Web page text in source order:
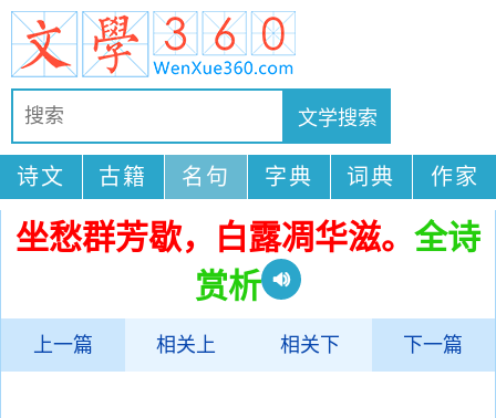
诗文 古籍 名句 字典 词典 作家
坐愁群芳歇，白露凋华滋。 全诗
赏析
上一篇 相关上 相关下 下一篇